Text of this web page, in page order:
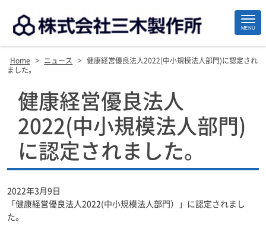
MENU
Home > ニュース >
健康経営優良法人2022(中小規模法人部門)に認定され
ました。
健康経営優良法人
2022(中小規模法人部門)
に認定されました。
2022年3月9日
「健康経営優良法人2022(中小規模法人部門）」に認定されまし
た。
Footer